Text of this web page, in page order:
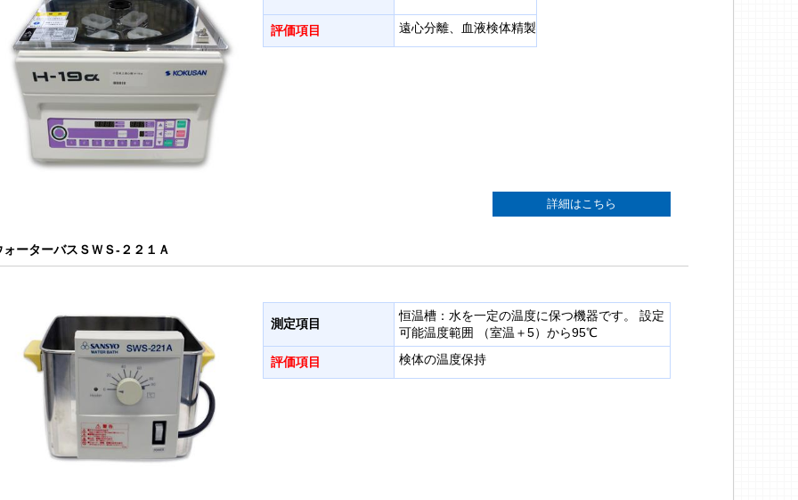
評価項目 遠心分離、血液検体精製
詳細はこちら
ォーターバスＳＷＳ-２２１Ａ
測定項目
恒温槽：水を一定の温度に保つ機器です。 設定
可能温度範囲 （室温＋5）から95℃
評価項目 検体の温度保持